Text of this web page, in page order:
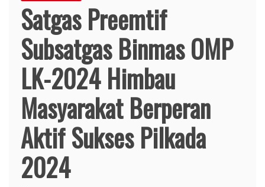
Satgas Preemtif
Subsatgas Binmas OMP
LK-2024 Himbau
Masyarakat Berperan
Aktif Sukses Pilkada
2024